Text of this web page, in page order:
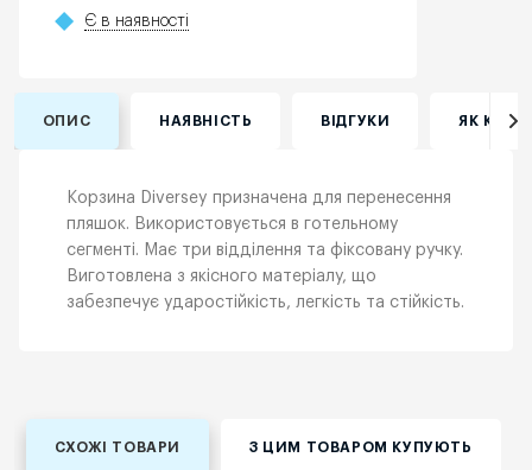
Є в наявності
ОПИС НАЯВНІСТЬ ВІДГУКИ ЯК
Корзина Diversey призначена для перенесення
пляшок. Використовується в готельному
сегменті. Має три відділення та фіксовану ручку.
Виготовлена з якісного матеріалу, що
забезпечує ударостійкість, легкість та стійкість.
СХОЖІ ТОВАРИ З ЦИМ ТОВАРОМ КУПУЮТЬ